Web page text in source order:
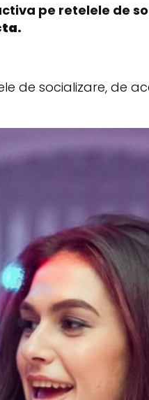
pe retelele de
de socializare, de